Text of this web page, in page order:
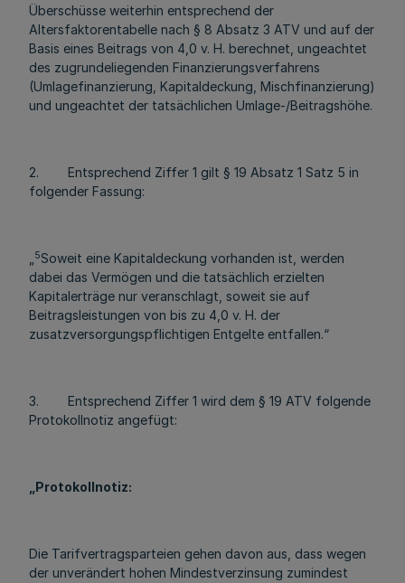
Überschüsse weiterhin entsprechend der
Altersfaktorentabelle nach § 8 Absatz 3 ATV und auf der
Basis eines Beitrags von 4,0 v. H. berechnet, ungeachtet
des zugrundeliegenden Finanzierungsverfahrens
(Umlagefinanzierung, Kapitaldeckung, Mischfinanzierung)
und ungeachtet der tatsächlichen Umlage-/Beitragshöhe.
2. Entsprechend Ziffer 1 gilt § 19 Absatz 1 Satz 5 in
folgender Fassung:
5Soweit eine Kapitaldeckung vorhanden ist, werden
dabei das Vermögen und die tatsächlich erzielten
Kapitalerträge nur veranschlagt, soweit sie auf
Beitragsleistungen von bis zu 4,0 v. H. der
zusatzversorgungspflichtigen Entgelte entfallen.“
3. Entsprechend Ziffer 1 wird dem § 19 ATV folgende
Protokollnotiz angefügt:
„Protokollnotiz:
Die Tarifvertragsparteien gehen davon aus, dass wegen
der unverändert hohen Mindestverzinsung zumindest